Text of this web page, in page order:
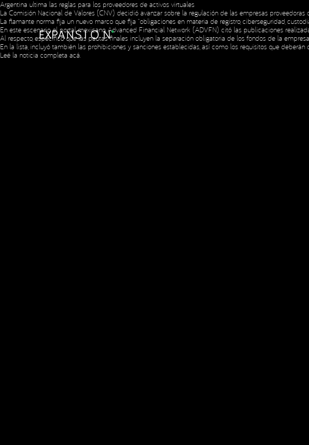
Argentina ultima las reglas para los proveedores de activos virtuales
La Comisión Nacional de Valores (CNV) decidió avanzar sobre la regulación de las empresas
La flamante norma fija un nuevo marco que fija “obligaciones en materia de registro, ciberseguridad,
En este escenario, el portal mexicano Advanced Financial Network (ADVFN) citó las publicaciones
Al respecto, especificó que las pautas finales incluyen la separación obligatoria de los fondos de la
En la lista, incluyó también las prohibiciones y sanciones establecidas, así como los requisitos que
Leé la noticia completa acá.
Copyright © 2023 Expansion. Todos los derechos reservados.Política de Privacidad